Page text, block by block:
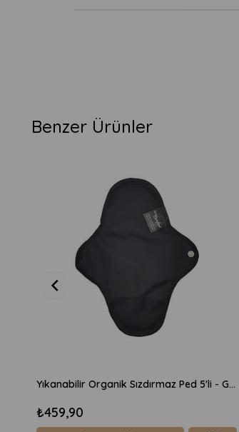
Benzer Ürünler
Yıkanabilir Organik Sızdırmaz Ped 5'li - Günlük Siyah
₺459,90